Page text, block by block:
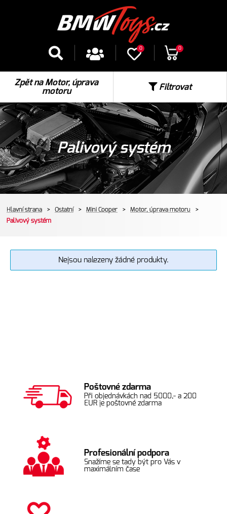
0 0
Zpět na Motor, úprava
motoru
Filtrovat
Palivový systém
Hlavní strana > Ostatní > Mini Cooper > Motor, úprava motoru
>
Palivový systém
Nejsou nalezeny žádné produkty.
Poštovné zdarma
Při objednávkách nad 5000,- a 200
EUR je poštovné zdarma
Profesionální podpora
Snažíme se tady být pro Vás v
maximálním čase